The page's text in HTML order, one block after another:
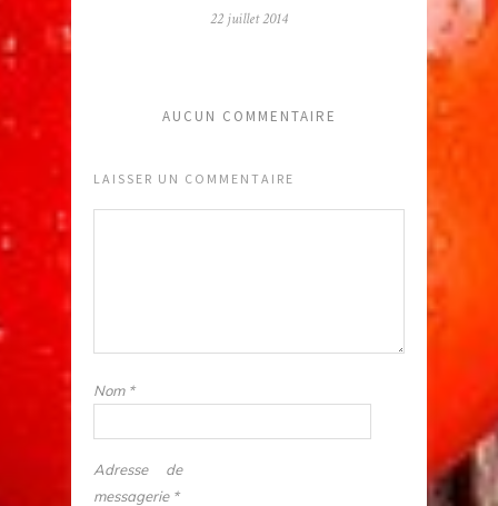
22 juillet 2014
AUCUN COMMENTAIRE
LAISSER UN COMMENTAIRE
Nom *
Adresse de
messagerie *